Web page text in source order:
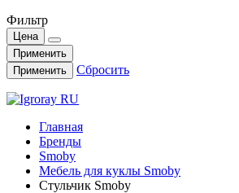
Фильтр
Цена
Применить
Применить
Сбросить
Главная
Бренды
Smoby
Мебель для куклы Smoby
Стульчик Smoby